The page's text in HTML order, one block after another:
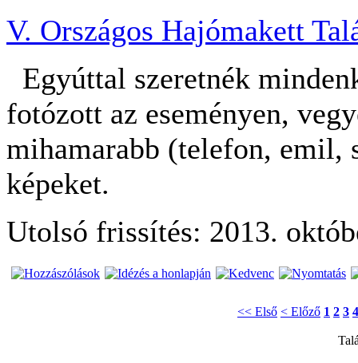
V. Országos Hajómakett
Egyúttal szeretnék
fotózott az eseményen,
mihamarabb (telefon, emil,
képeket.
Utolsó frissítés: 2013.
<< Első < Előző 1 2 3 4